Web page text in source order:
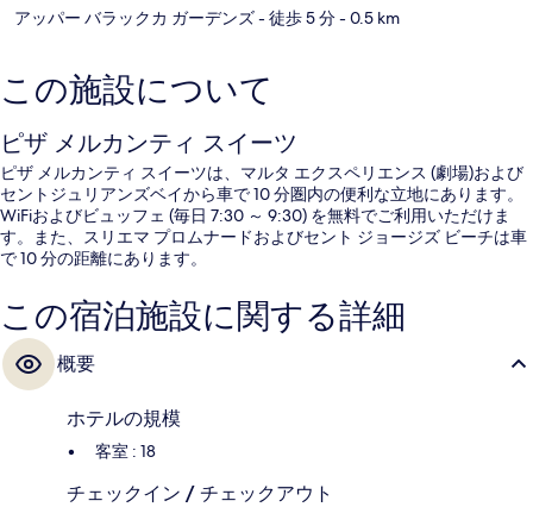
アッパー バラックカ ガーデンズ- 徒歩 5 分- 0.5 km
この施設について
ピザ メルカンティ スイーツ
ピザ メルカンティ スイーツは、マルタ エクスペリエンス (劇場)および
セントジュリアンズベイから車で 10 分圏内の便利な立地にあります。
WiFiおよびビュッフェ (毎日 7:30 ～ 9:30) を無料でご利用いただけま
す。また、スリエマ プロムナードおよびセント ジョージズ ビーチは車
で 10 分の距離にあります。
この宿泊施設に関する詳細
概要
ホテルの規模
客室 : 18
チェックイン / チェックアウト